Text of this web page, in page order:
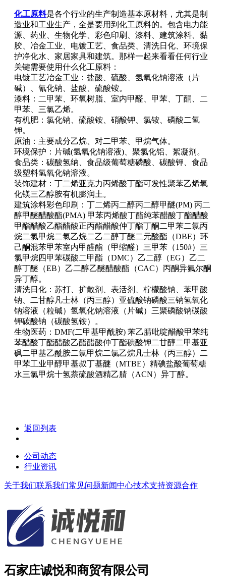
化工原料是各个行业的生产制造基本原材料，尤其是制
造业和工业生产，全是要用到化工原料的。包含电力能
源、药业、生物化学、彩色印刷、漆料、建筑涂料、黏
胶、冶金工业、电镀工艺、食品类、清洗日化、环境保
护净化水、家居家具和建筑。那样一起来看看任何行业
关键需要使用什么化工原料：
电镀工艺冶金工业：盐酸、硫酸、氢氧化钠溶液（片
碱）、氰化钠、盐酸、硫酸铵。
漆料：二甲苯、环氧树脂、室内甲醛、甲苯、丁酮、二
甲苯、三氯乙烯。
有机肥：氯化钠、硫酸铵、硝酸钾、氯铵、磷酸二氢
钾。
原油：主要成分乙烷、对二甲苯、甲烷气体。
环境保护：片碱(氢氧化钠溶液)、聚氯化铝、絮凝剂。
食品类：碳酸氢纳、食品级葡萄糖磷酸、碳酸钾、食品
级塑料氢氧化钠溶液。
装饰建材：丁二烯亚克力丙烯酸丁酯可发性聚苯乙烯氧
化镁三乙醇胺有机膨润土。
建筑涂料彩色印刷：丁二烯丙二醇丙二醇甲醚(PM) 丙二
醇甲醚醋酸酯(PMA) 甲苯丙烯酸丁酯纯苯醋酸丁酯醋酸
甲酯醋酸乙酯醋酸正丙酯醋酸仲丁酯丁酮二甲苯二氯丙
烷二氯甲烷二氯乙烷二乙二醇丁醚二元酸酯（DBE）环
己酮混苯甲苯室内甲醛酯（甲缩醛）三甲苯（150#）三
氯甲烷四甲苯碳酸二甲酯（DMC）乙二醇（EG）乙二
醇丁醚（EB）乙二醇乙醚醋酸酯（CAC）丙酮异氟尔酮
异丁醇。
清洗日化：苏打、扩散剂、表活剂、柠檬酸钠、苯甲酸
钠、二甘醇凡士林（丙三醇）亚硫酸钠磷酸三钠氢氧化
钠溶液（粒碱）氢氧化钠溶液（片碱）三聚磷酸钠碳酸
钾碳酸钠（碳酸氢铵）。
生物医药：DMF(二甲基甲酰胺) 苯乙腈吡啶醋酸甲苯纯
苯醋酸丁酯醋酸乙酯醋酸仲丁酯碘酸钾二甘醇二甲基亚
砜二甲基乙酰胺二氯甲烷二氯乙烷凡士林（丙三醇）二
甲苯工业甲醇甲基叔丁基醚（MTBE）精碘盐酸葡萄糖
水三氯甲烷十氢萘硫酸酒精乙腈（ACN）异丁醇。
返回列表
公司动态
行业资讯
关于我们联系我们常见问题新闻中心技术支持资源合作
石家庄诚悦和商贸有限公司